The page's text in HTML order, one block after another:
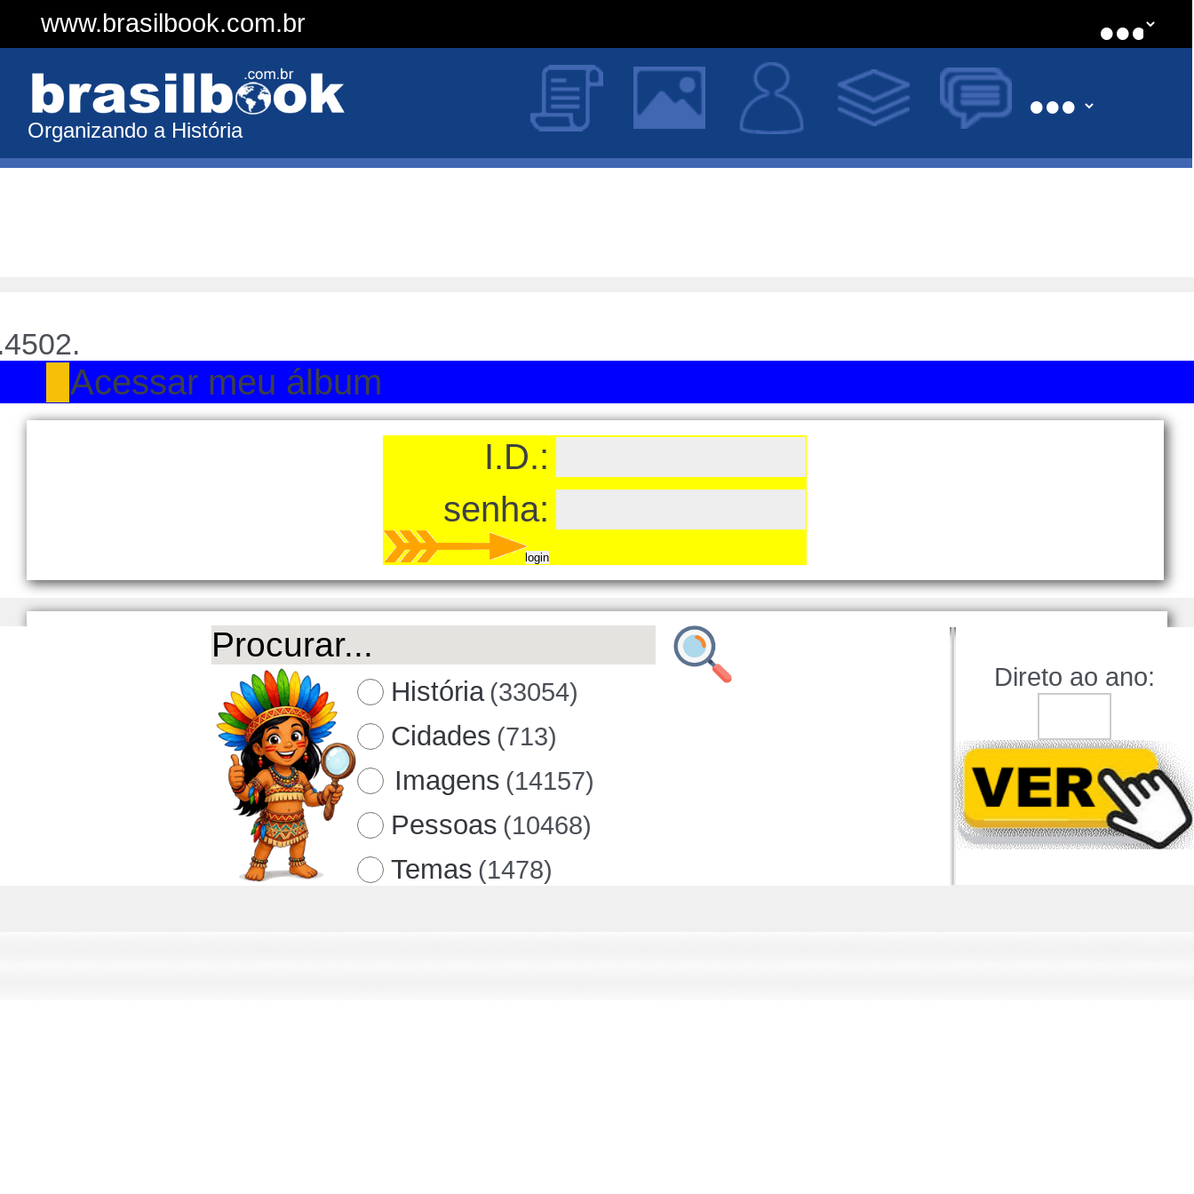
www.brasilbook.com.br
Organizando a História
Acessar meu álbum
I.D.:
senha:
História (33054)
Cidades (713)
Imagens (14157)
Pessoas (10468)
Temas (1478)
Direto ao ano: